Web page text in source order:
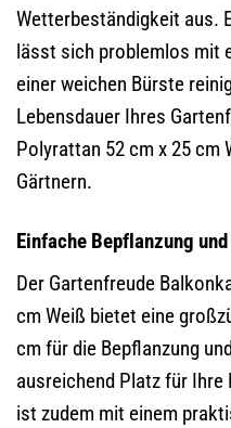
Wetterbeständigkeit aus.
lässt sich problemlos mit
einer weichen Bürste
Lebensdauer Ihres
Polyrattan 52 cm x 25 cm
Gärtnern.
Einfache Bepflanzung
Der Gartenfreude
cm Weiß bietet eine
cm für die Bepflanzung
ausreichend Platz für Ihre
ist zudem mit einem